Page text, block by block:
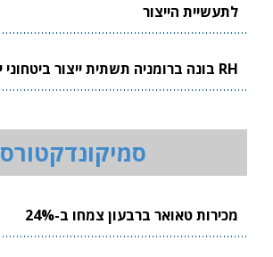
לתעשיית הייצור
RH בונה ברומניה תשתית ייצור ביטחוני ישראלית
סמיקונדקטורס
מכירות טאואר ברבעון צמחו ב-24%